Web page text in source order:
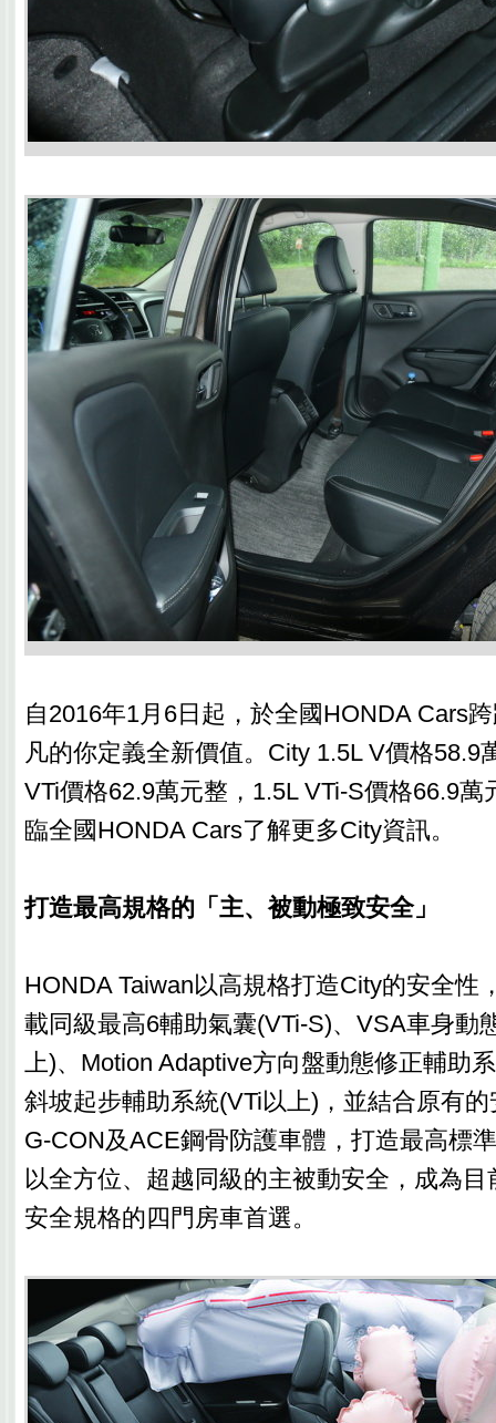
自2016年1月6日起，於全國HONDA Cars
凡的你定義全新價值。City 1.5L V價格58.9
VTi價格62.9萬元整，1.5L VTi-S價格66.9萬
臨全國HONDA Cars了解更多City資訊。
打造最高規格的「主、被動極致安全」
HONDA Taiwan以高規格打造City的安全性
載同級最高6輔助氣囊(VTi-S)、VSA車身動
上)、Motion Adaptive方向盤動態修正輔助
斜坡起步輔助系統(VTi以上)，並結合原有
G-CON及ACE鋼骨防護車體，打造最高標
以全方位、超越同級的主被動安全，成為
安全規格的四門房車首選。